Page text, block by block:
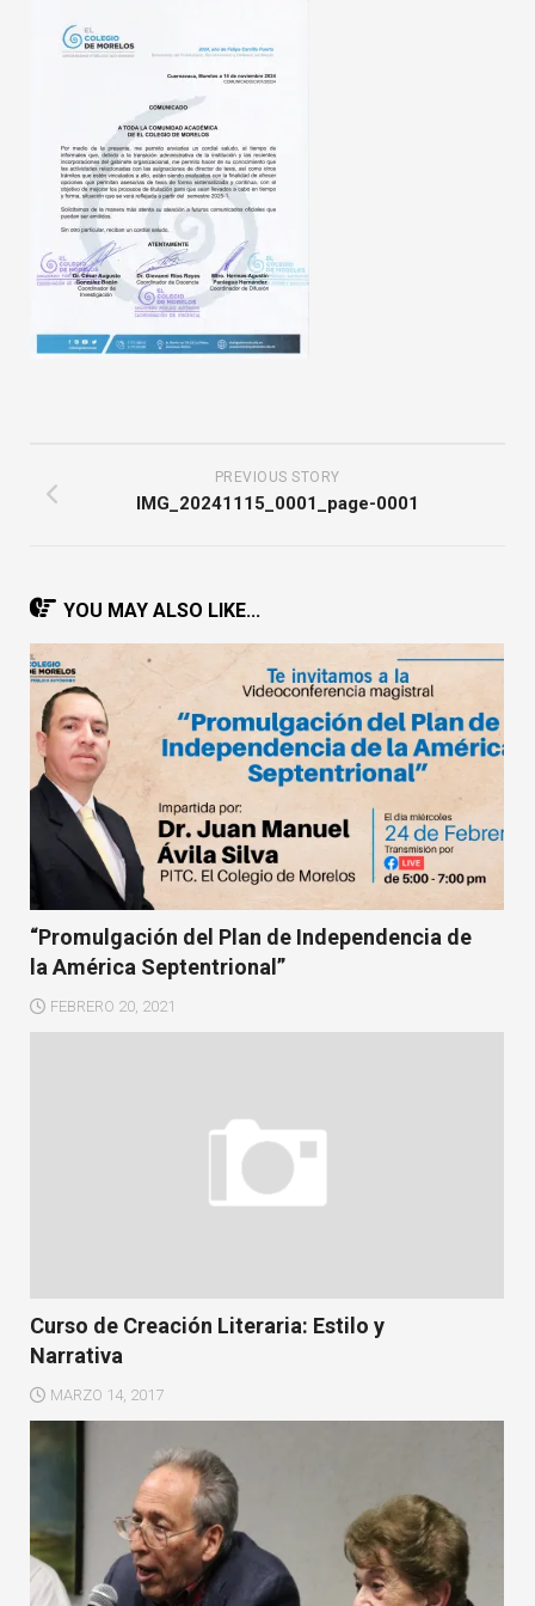
PREVIOUS STORY
IMG_20241115_0001_page-0001
YOU MAY ALSO LIKE...
“Promulgación del Plan de Independencia de
la América Septentrional”
FEBRERO 20, 2021
Curso de Creación Literaria: Estilo y
Narrativa
MARZO 14, 2017